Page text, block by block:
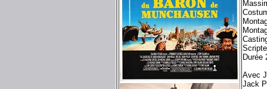
Durée
Avec
Jack